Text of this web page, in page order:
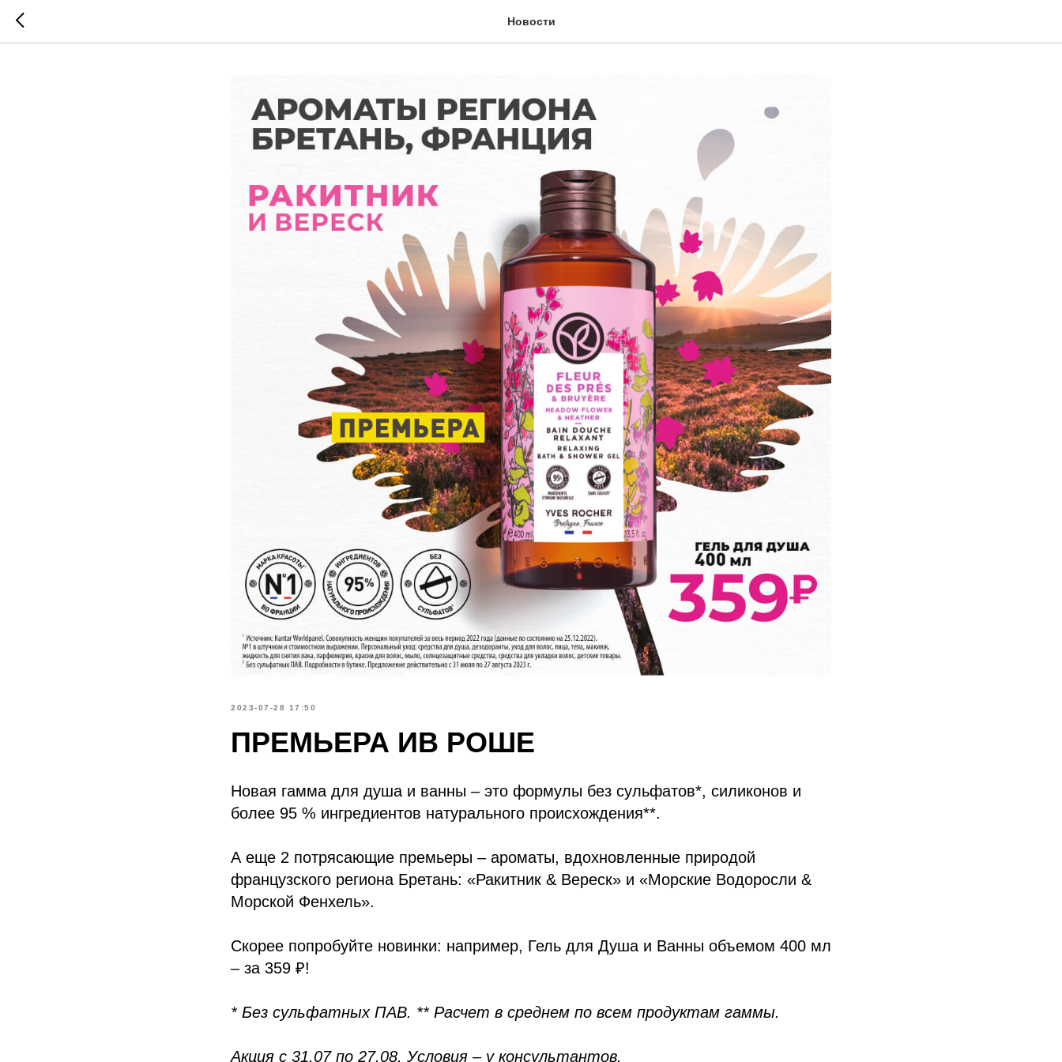
Новости
2023-07-28 17:50
ПРЕМЬЕРА ИВ РОШЕ
Новая гамма для душа и ванны – это формулы без сульфатов*, силиконов и
более 95 % ингредиентов натурального происхождения**.
А еще 2 потрясающие премьеры – ароматы, вдохновленные природой
французского региона Бретань: «Ракитник & Вереск» и «Морские Водоросли &
Морской Фенхель».
Скорее попробуйте новинки: например, Гель для Душа и Ванны объемом 400 мл
– за 359 ₽!
* Без сульфатных ПАВ. ** Расчет в среднем по всем продуктам гаммы.
Акция с 31.07 по 27.08. Условия – у консультантов.